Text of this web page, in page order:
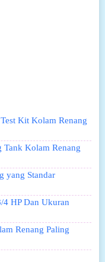
Kit Kolam Renang
Tank Kolam Renang
yang Standar
4 HP Dan Ukuran
Renang Paling